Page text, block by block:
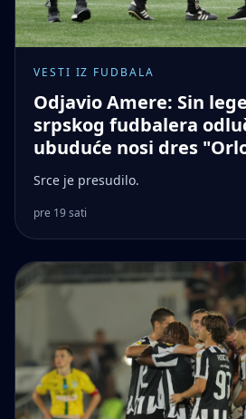
VESTI IZ FUDBALA
Odjavio Amere: Sin
srpskog fudbalera
ubuduće nosi dres
Srce je presudilo.
pre 19 sati